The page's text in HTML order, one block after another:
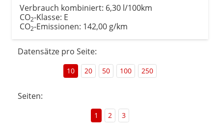
Verbrauch kombiniert: 6,30 l/100km
CO2-Klasse: E
CO2-Emissionen: 142,00 g/km
Datensätze pro Seite:
10 20 50 100 250
Seiten:
1 2 3